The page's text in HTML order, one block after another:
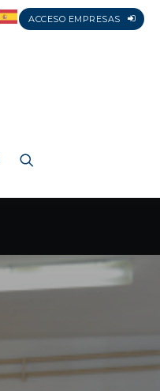
ACCESO EMPRESAS